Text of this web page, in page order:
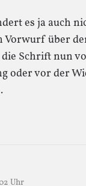
es ja auch
Vorwurf über
Schrift nun
oder vor der
Uhr